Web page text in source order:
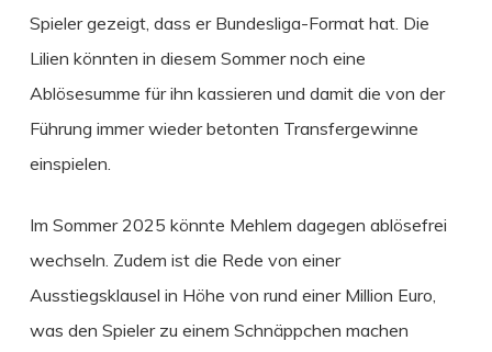
Spieler gezeigt, dass er Bundesliga-Format hat. Die
Lilien könnten in diesem Sommer noch eine
Ablösesumme für ihn kassieren und damit die von der
Führung immer wieder betonten Transfergewinne
einspielen.
Im Sommer 2025 könnte Mehlem dagegen ablösefrei
wechseln. Zudem ist die Rede von einer
Ausstiegsklausel in Höhe von rund einer Million Euro,
was den Spieler zu einem Schnäppchen machen